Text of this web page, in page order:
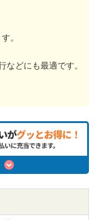
。
などにも最適です。